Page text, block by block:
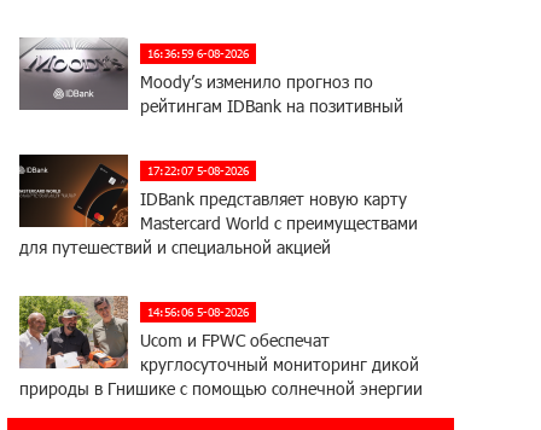
16:36:59 6-08-2026
Moody’s изменило прогноз по
рейтингам IDBank на позитивный
17:22:07 5-08-2026
IDBank представляет новую карту
Mastercard World с преимуществами
для путешествий и специальной акцией
14:56:06 5-08-2026
Ucom и FPWC обеспечат
круглосуточный мониторинг дикой
природы в Гнишике с помощью солнечной энергии